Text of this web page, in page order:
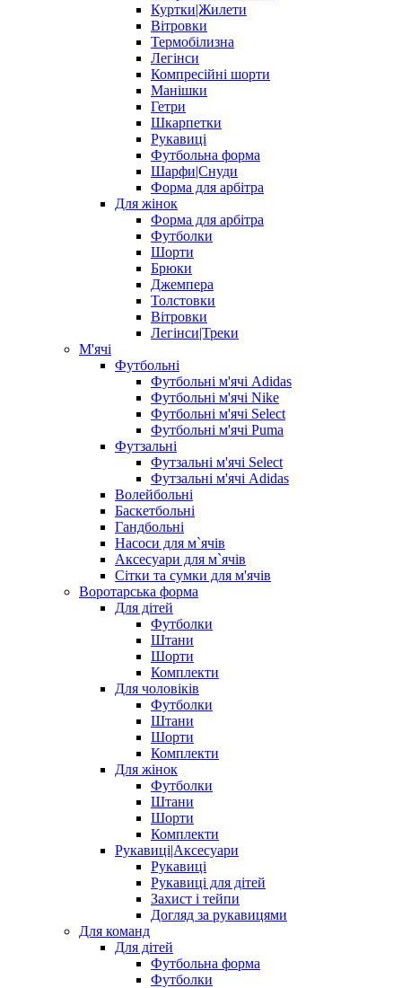
Куртки|Жилети
Вітровки
Термобілизна
Легінси
Компресійні шорти
Манішки
Гетри
Шкарпетки
Рукавиці
Футбольна форма
Шарфи|Снуди
Форма для арбітра
Для жінок
Форма для арбітра
Футболки
Шорти
Брюки
Джемпера
Толстовки
Вітровки
Легінси|Треки
М'ячі
Футбольні
Футбольні м'ячі Adidas
Футбольні м'ячі Nike
Футбольні м'ячі Select
Футбольні м'ячі Puma
Футзальні
Футзальні м'ячі Select
Футзальні м'ячі Adidas
Волейбольні
Баскетбольні
Гандбольні
Насоси для м`ячів
Аксесуари для м`ячів
Сітки та сумки для м'ячів
Воротарська форма
Для дітей
Футболки
Штани
Шорти
Комплекти
Для чоловіків
Футболки
Штани
Шорти
Комплекти
Для жінок
Футболки
Штани
Шорти
Комплекти
Рукавиці|Аксесуари
Рукавиці
Рукавиці для дітей
Захист і тейпи
Догляд за рукавицями
Для команд
Для дітей
Футбольна форма
Футболки